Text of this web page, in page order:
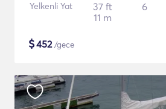
Yelkenli Yat
37 ft
11 m
6
$452/gece